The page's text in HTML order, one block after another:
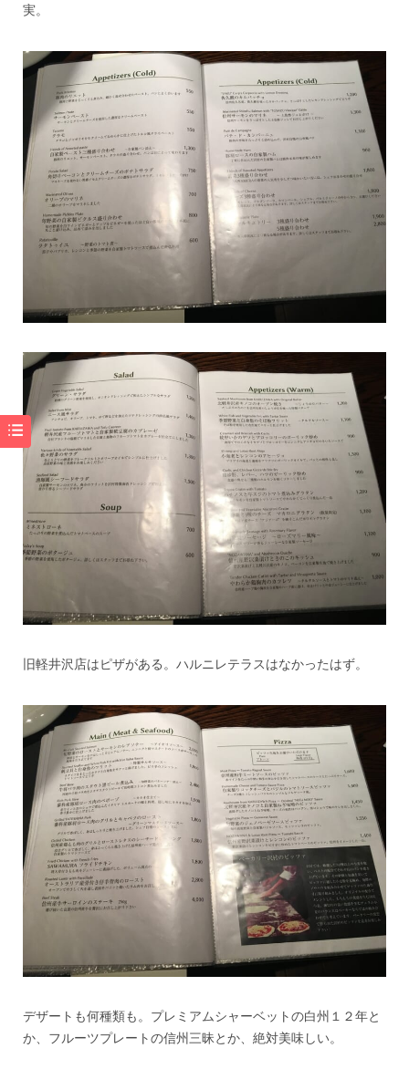
実。
旧軽井沢店はピザがある。ハルニレテラスはなかったはず。
デザートも何種類も。プレミアムシャーベットの白州１２年と
か、フルーツプレートの信州三昧とか、絶対美味しい。